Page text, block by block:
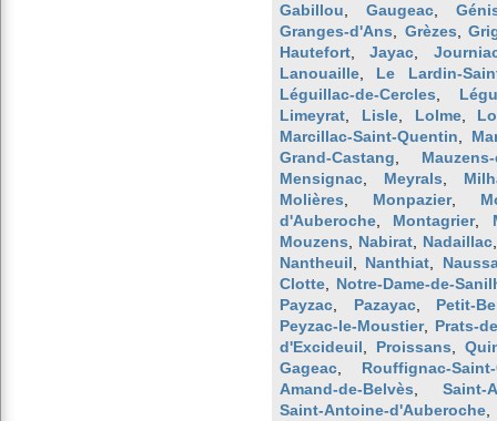
Gabillou
Gaugeac
Granges-d'Ans
Grèzes ,
Hautefort ,Jayac
Lanouaille
Le Lardin-
Léguillac-de-Cercles
Limeyrat
Lisle, Lolme,
Marcillac-Saint-Quentin
Grand-Castang
Mensignac
Meyrals
Molières
Monpazier,
d'Auberoche
Montagrier,
Mouzens
Nabirat Nadaillac
Nantheuil
Nanthiat
Clotte
Notre-Dame-de-
Payzac
Pazayac, Petit-
Peyzac-le-Moustier, Prats-
d'Excideuil
Proissans
Gageac
Rouffignac-
Amand-de-Belvès
Saint-
Saint-Antoine-d'Auberoche